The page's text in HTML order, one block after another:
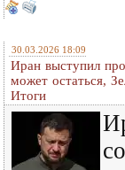
30.03.2026 18:09
Иран выступил
может остаться,
Итоги